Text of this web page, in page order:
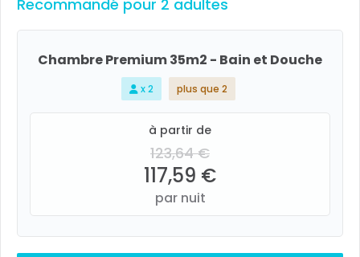
Recommandé pour 2 adultes
Chambre Premium 35m2 - Bain et Douche
x 2 plus que 2
à partir de
123,64 €
117,59 €
par nuit